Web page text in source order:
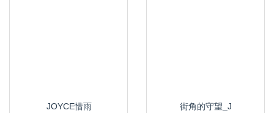
JOYCE惜雨 街角的守望_J